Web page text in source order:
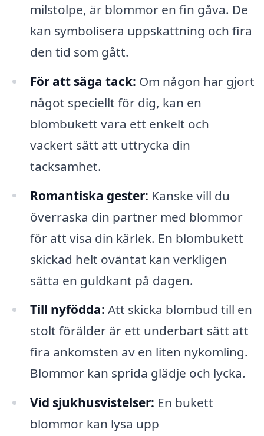
milstolpe, är blommor en fin gåva. De
kan symbolisera uppskattning och fira
den tid som gått.
För att säga tack: Om någon har gjort
något speciellt för dig, kan en
blombukett vara ett enkelt och
vackert sätt att uttrycka din
tacksamhet.
Romantiska gester: Kanske vill du
överraska din partner med blommor
för att visa din kärlek. En blombukett
skickad helt oväntat kan verkligen
sätta en guldkant på dagen.
Till nyfödda: Att skicka blombud till en
stolt förälder är ett underbart sätt att
fira ankomsten av en liten nykomling.
Blommor kan sprida glädje och lycka.
Vid sjukhusvistelser: En bukett
blommor kan lysa upp